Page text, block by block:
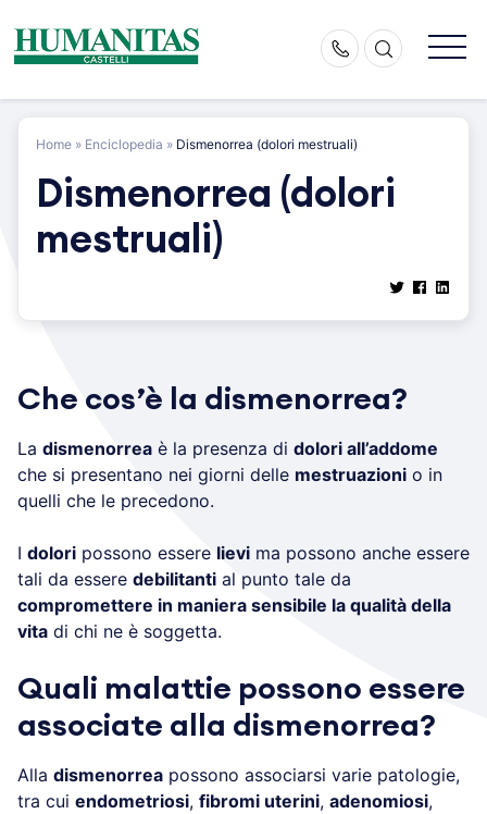
content
Home » Enciclopedia » Dismenorrea (dolori mestruali)
Dismenorrea (dolori
mestruali)
Che cos’è la dismenorrea?
La dismenorrea è la presenza di dolori all’addome
che si presentano nei giorni delle mestruazioni o in
quelli che le precedono.
I dolori possono essere lievi ma possono anche essere
tali da essere debilitanti al punto tale da
compromettere in maniera sensibile la qualità della
vita di chi ne è soggetta.
Quali malattie possono essere
associate alla dismenorrea?
Alla dismenorrea possono associarsi varie patologie,
tra cui endometriosi, fibromi uterini, adenomiosi,